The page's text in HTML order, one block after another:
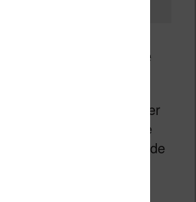
et éclairage
cette liseuse est à
et fourni par le leader
Sa résolution est de
pour une diagonale de
est un peu plus que